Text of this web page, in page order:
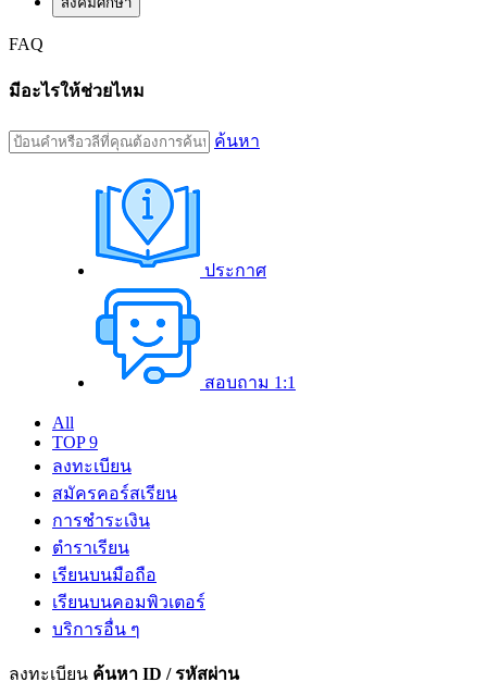
FAQ
มีอะไรให้ช่วยไหม
ค้นหา
ประกาศ
สอบถาม 1:1
All
TOP 9
ลงทะเบียน
สมัครคอร์สเรียน
การชำระเงิน
ตำราเรียน
เรียนบนมือถือ
เรียนบนคอมพิวเตอร์
บริการอื่น ๆ
ลงทะเบียน ค้นหา ID / รหัสผ่าน